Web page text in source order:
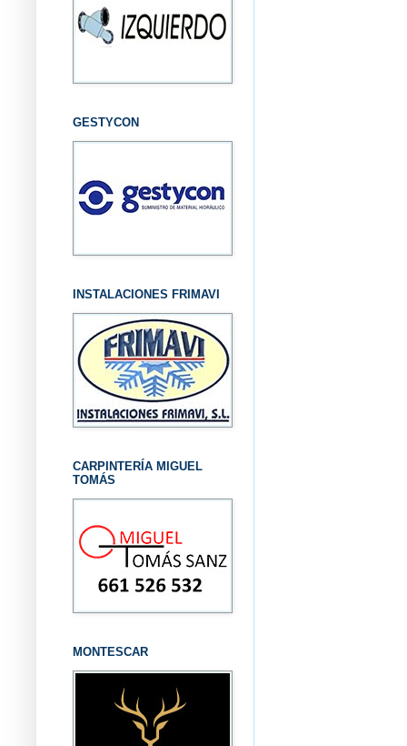
GESTYCON
INSTALACIONES FRIMAVI
CARPINTERÍA MIGUEL
TOMÁS
MONTESCAR